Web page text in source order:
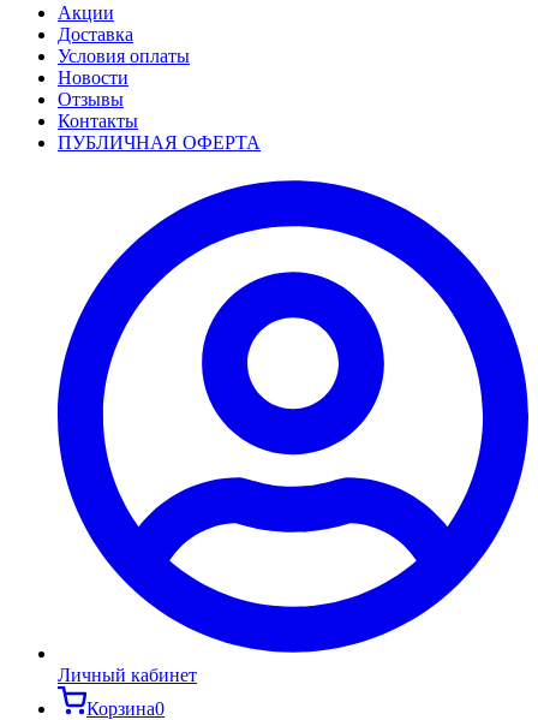
Акции
Доставка
Условия оплаты
Новости
Отзывы
Контакты
ПУБЛИЧНАЯ ОФЕРТА
Личный кабинет
Корзина0